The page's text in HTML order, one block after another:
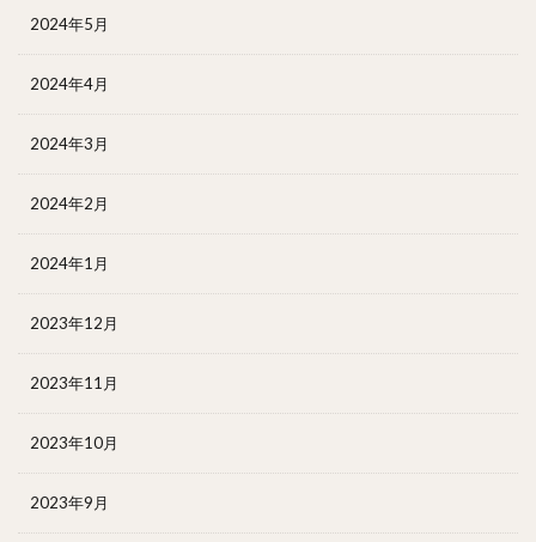
2024年5月
2024年4月
2024年3月
2024年2月
2024年1月
2023年12月
2023年11月
2023年10月
2023年9月